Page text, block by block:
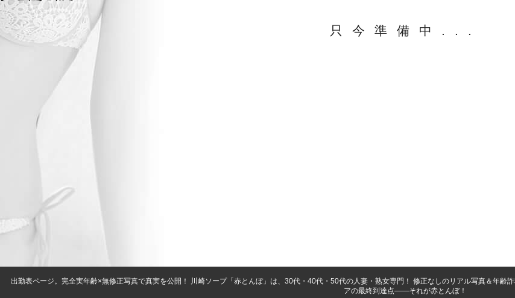
只今準備中...
出勤表ページ。完全実年齢×無修正写真で真実を公開！ 川崎ソープ「赤とんぼ」は、30代・40代・50代の人妻・熟女専門！ 修正なしのリアル写真＆年齢
アの最終到達点――それが赤とんぼ！